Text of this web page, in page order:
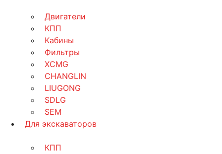
Двигатели
КПП
Кабины
Фильтры
XCMG
CHANGLIN
LIUGONG
SDLG
SEM
Для экскаваторов
КПП